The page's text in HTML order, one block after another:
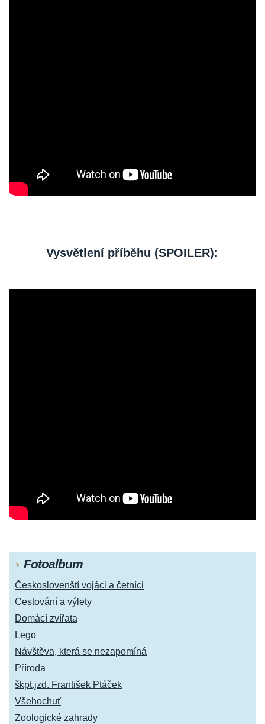
Vysvětlení příběhu (SPOILER):
Fotoalbum
Českoslovenští vojáci a četníci
Cestování a výlety
Domácí zvířata
Lego
Návštěva, která se nezapomíná
Příroda
škpt.jzd. František Ptáček
Všehochuť
Zoologické zahrady